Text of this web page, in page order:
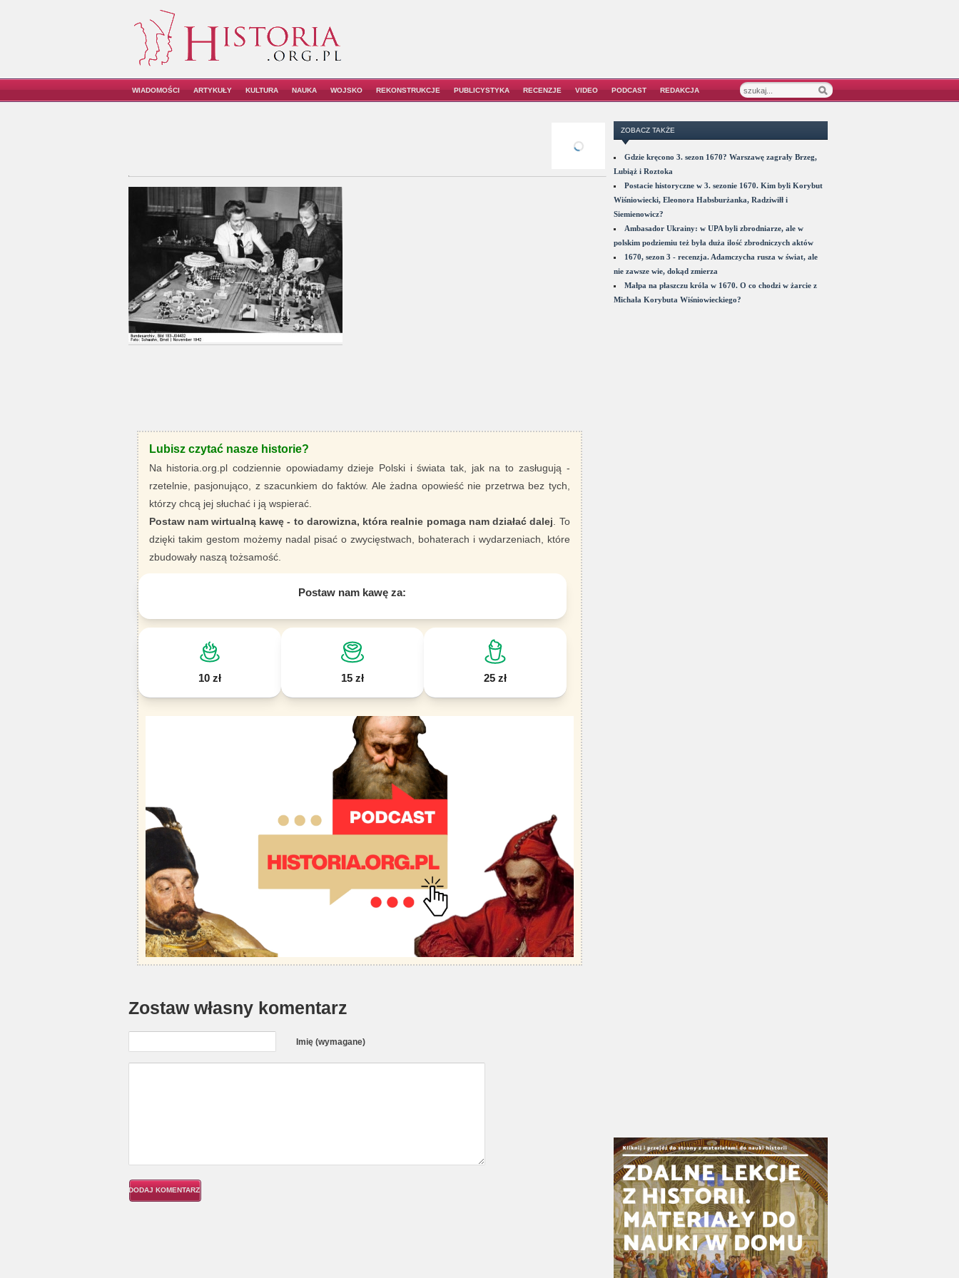
WIADOMOŚCI ARTYKUŁY KULTURA NAUKA WOJSKO REKONSTRUKCJE PUBLICYSTYKA RECENZJE VIDEO PODCAST REDAKCJA
Lubisz czytać nasze historie?
Na historia.org.pl codziennie opowiadamy dzieje Polski i świata tak, jak na to zasługują -
rzetelnie, pasjonująco, z szacunkiem do faktów. Ale żadna opowieść nie przetrwa bez tych,
którzy chcą jej słuchać i ją wspierać.
Postaw nam wirtualną kawę - to darowizna, która realnie pomaga nam działać dalej . To
dzięki takim gestom możemy nadal pisać o zwycięstwach, bohaterach i wydarzeniach, które
zbudowały naszą tożsamość.
Postaw nam kawę za:
10 zł 15 zł 25 zł
Zostaw własny komentarz
Imię (wymagane)
ZOBACZ TAKŻE
Gdzie kręcono 3. sezon 1670? Warszawę zagrały Brzeg,
Lubiąż i Roztoka
Postacie historyczne w 3. sezonie 1670. Kim byli Korybut
Wiśniowiecki, Eleonora Habsburżanka, Radziwiłł i
Siemienowicz?
Ambasador Ukrainy: w UPA byli zbrodniarze, ale w
polskim podziemiu też była duża ilość zbrodniczych aktów
1670, sezon 3 - recenzja. Adamczycha rusza w świat, ale
nie zawsze wie, dokąd zmierza
Małpa na płaszczu króla w 1670. O co chodzi w żarcie z
Michała Korybuta Wiśniowieckiego?